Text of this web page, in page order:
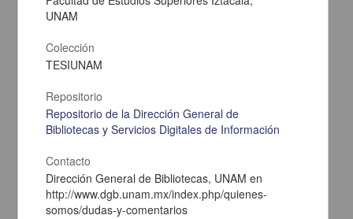
Experiencias y significados de la primera introducción pene-ano en
varones homosexuales : implicaciones en la vida sexual, erótica y
Gómez Zarco, Alberto
Medicina y Ciencias de la Salud
UNAM
Colección
TESIUNAM
Repositorio
Repositorio de la Dirección General de
Bibliotecas y Servicios Digitales de Información
Contacto
Dirección General de Bibliotecas, UNAM en
http://www.dgb.unam.mx/index.php/quienes-
somos/dudas-y-comentarios